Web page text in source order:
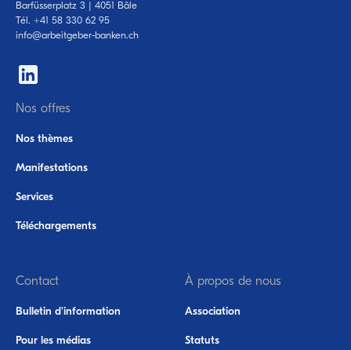
Barfüsserplatz 3 | 4051 Bâle
Tél. +41 58 330 62 95
‍‍info@arbeitgeber-banken.ch
Nos offres
Nos thèmes
Manifestations
Services
Téléchargements
À propos de nous
Association
Statuts
Contact
Bulletin d'information
Pour les médias